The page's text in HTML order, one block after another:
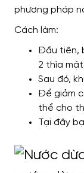
phương pháp
Cách làm:
Đầu tiên,
2 thìa
Sau đó,
Để giảm
thể cho
Tại đây